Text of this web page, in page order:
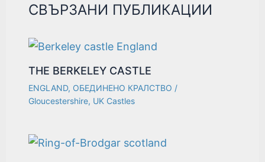
СВЪРЗАНИ ПУБЛИКАЦИИ
THE BERKELEY CASTLE
ENGLAND, ОБЕДИНЕНО КРАЛСТВО /
Gloucestershire, UK Castles